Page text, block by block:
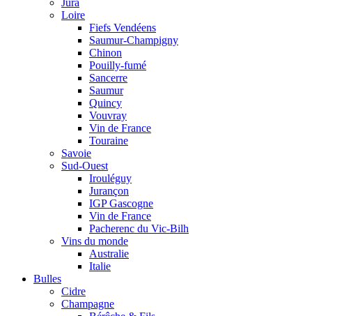
Jura
Loire
Fiefs Vendéens
Saumur-Champigny
Chinon
Pouilly-fumé
Sancerre
Saumur
Quincy
Vouvray
Vin de France
Touraine
Savoie
Sud-Ouest
Irouléguy
Jurançon
IGP Gascogne
Vin de France
Pacherenc du Vic-Bilh
Vins du monde
Australie
Italie
Bulles
Cidre
Champagne